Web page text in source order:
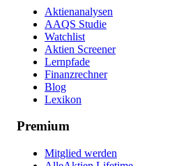
Aktienanalysen
AAQS Studie
Watchlist
Aktien Screener
Lernpfade
Finanzrechner
Blog
Lexikon
Premium
Mitglied werden